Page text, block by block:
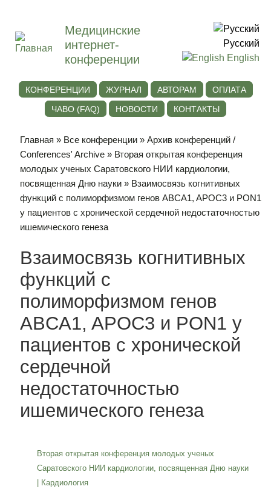
Медицинские
интернет-
конференции
Русский
English
КОНФЕРЕНЦИИ ЖУРНАЛ АВТОРАМ
ОПЛАТА
ЧАВО (FAQ)
НОВОСТИ КОНТАКТЫ
Главная » Все конференции »Архив конференций /
Conferences' Archive » Вторая открытая конференция
молодых ученых Саратовского НИИ кардиологии,
посвященная Дню науки » Взаимосвязь когнитивных
функций с полиморфизмом генов ABCA1, APOC3 и PON1
у пациентов с хронической сердечной недостаточностью
ишемического генеза
Взаимосвязь когнитивных
функций с
полиморфизмом генов
ABCA1, APOC3 и PON1 у
пациентов с хронической
сердечной
недостаточностью
ишемического генеза
Вторая открытая конференция молодых ученых
Саратовского НИИ кардиологии, посвященная Дню науки
Кардиология